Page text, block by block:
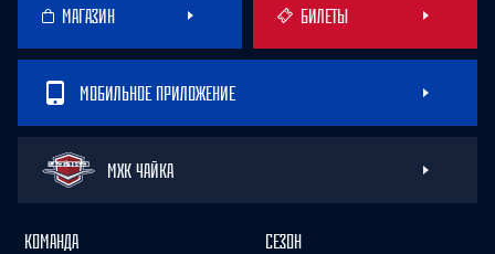
МАГАЗИН БИЛЕТЫ
МОБИЛЬНОЕ ПРИЛОЖЕНИЕ
МХК ЧАЙКА
КОМАНДА СЕЗОН